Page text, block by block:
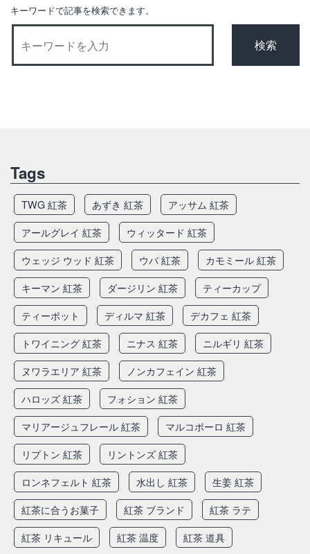
ン
キーワードで記事を検索できます。
Tags
TWG 紅茶 あずき 紅茶
アッサム 紅茶
アールグレイ 紅茶
ウィッタード 紅茶
ウェッジ ウッド 紅茶
ウバ 紅茶
カモミール 紅茶
キーマン 紅茶
ダージリン 紅茶
ティーカップ
ティーポット
ディルマ 紅茶
デカフェ 紅茶
トワイニング 紅茶
ニナス 紅茶
ニルギリ 紅茶
ヌワラエリア 紅茶
ノンカフェイン 紅茶
ハロッズ 紅茶
フォション 紅茶
マリアージュフレール 紅茶
マルコポーロ 紅茶
リプトン 紅茶
リントンズ 紅茶
ロンネフェルト 紅茶
水出し 紅茶
生姜 紅茶
紅茶に合うお菓子
紅茶 ブランド
紅茶 ラテ
紅茶 リキュール
紅茶 温度
紅茶 道具